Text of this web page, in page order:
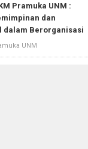
Pramuka UNM :
dan
dalam Berorganisasi
UNM